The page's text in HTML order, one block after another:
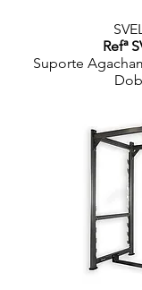
Refª
Suporte